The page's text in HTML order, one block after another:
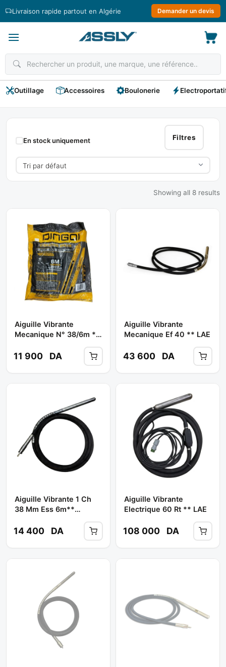
Livraison rapide partout en Algérie Demander un devis
Outillage Accessoires Boulonerie
Aiguille
Vibrante
Filtres
En stock uniquement
Showing all 8 results
Aiguille Vibrante
Mecanique N° 38/6m **
11 900 DA
Aiguille Vibrante
Mecanique Ef 40 ** LAE
43 600 DA
Aiguille Vibrante 1 Ch
38 Mm Ess 6m**
14 400 DA
Aiguille Vibrante
Electrique 60 Rt ** LAE
108 000 DA